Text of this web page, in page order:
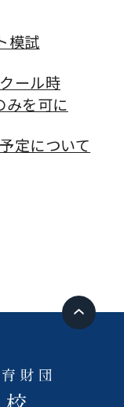
模試
ール時
を可に
定について